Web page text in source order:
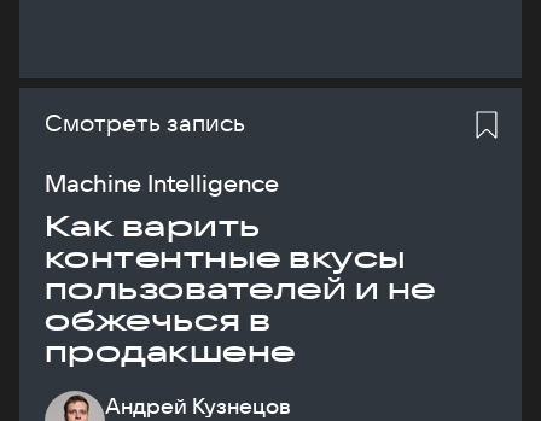
Смотреть запись
Machine Intelligence
Как варить
контентные вкусы
пользователей и не
обжечься в
продакшене
Андрей Кузнецов